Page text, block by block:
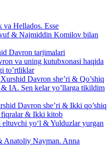
Hellados. Esse
& Najmiddin Komilov bilan
Davron tarjimalari
va uning kutubxonasi haqida
to’rtliklar
Davron she’ri & Qo’shiq
IA. Sen kelar yo’llarga tikildim
Davron she’ri & Ikki qo’shiq
fiqralar & Ikki kitob
yo‘l & Yulduzlar yurgan
Anatoliy Nayman. Anna